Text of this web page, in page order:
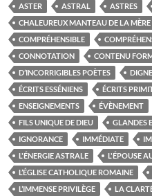
ASTER
ASTRAL ASTRES
CHALEUREUX MANTEAU DE LA
COMPRÉHENSIBLE
CONNOTATION
CONTENU
D’INCORRIGIBLES POÈTES
ÉCRITS ESSÉNIENS
ÉCRITS
ENSEIGNEMENTS
ÉVÈNEMENT
FILS UNIQUE DE DIEU
GLANDES
IGNORANCE
IMMÉDIATE
L'ÉNERGIE ASTRALE
L'ÉPOUSE
L’ÉGLISE CATHOLIQUE ROMAINE
L’IMMENSE PRIVILÈGE
LA